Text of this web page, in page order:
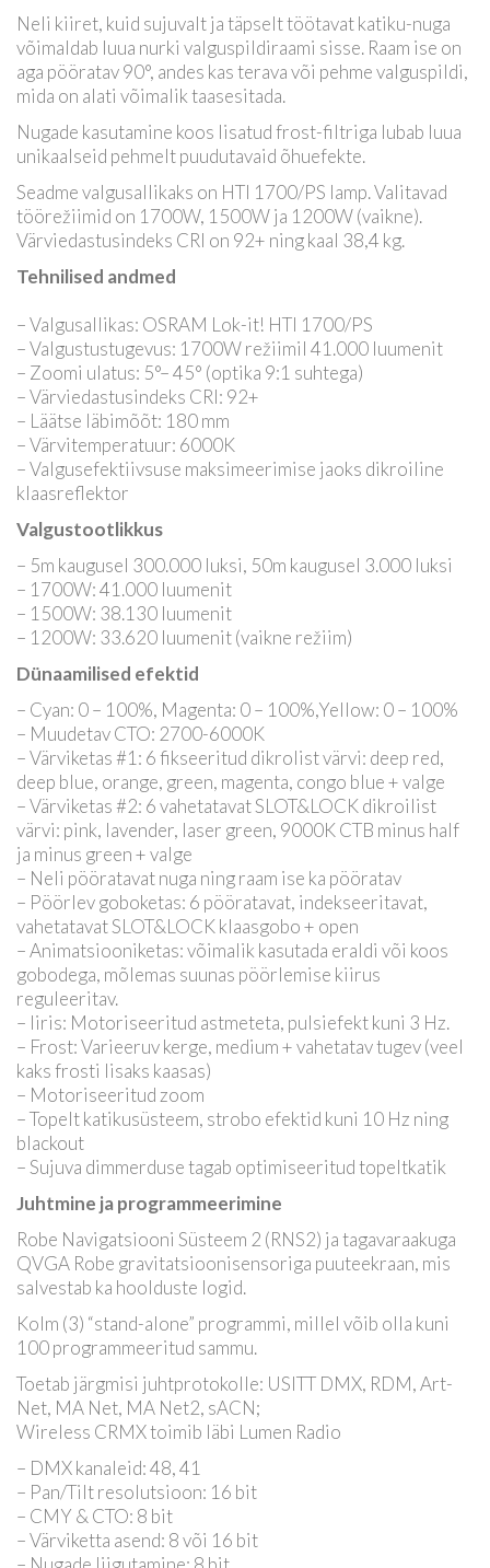
Neli kiiret, kuid sujuvalt ja täpselt töötavat katiku-nuga
võimaldab luua nurki valguspildiraami sisse. Raam ise on
aga pööratav 90°, andes kas terava või pehme valguspildi,
mida on alati võimalik taasesitada.
Nugade kasutamine koos lisatud frost-filtriga lubab luua
unikaalseid pehmelt puudutavaid õhuefekte.
Seadme valgusallikaks on HTI 1700/PS lamp. Valitavad
töörežiimid on 1700W, 1500W ja 1200W (vaikne).
Värviedastusindeks CRI on 92+ ning kaal 38,4 kg.
Tehnilised andmed
– Valgusallikas: OSRAM Lok-it! HTI 1700/PS
– Valgustustugevus: 1700W režiimil 41.000 luumenit
– Zoomi ulatus: 5°– 45° (optika 9:1 suhtega)
– Värviedastusindeks CRI: 92+
– Läätse läbimõõt: 180 mm
– Värvitemperatuur: 6000K
– Valgusefektiivsuse maksimeerimise jaoks dikroiline
klaasreflektor
Valgustootlikkus
– 5m kaugusel 300.000 luksi, 50m kaugusel 3.000 luksi
– 1700W: 41.000 luumenit
– 1500W: 38.130 luumenit
– 1200W: 33.620 luumenit (vaikne režiim)
Dünaamilised efektid
– Cyan: 0 – 100%, Magenta: 0 – 100%,Yellow: 0 – 100%
– Muudetav CTO: 2700-6000K
– Värviketas #1: 6 fikseeritud dikrolist värvi: deep red,
deep blue, orange, green, magenta, congo blue + valge
– Värviketas #2: 6 vahetatavat SLOT&LOCK dikroilist
värvi: pink, lavender, laser green, 9000K CTB minus half
ja minus green + valge
– Neli pööratavat nuga ning raam ise ka pööratav
– Pöörlev goboketas: 6 pööratavat, indekseeritavat,
vahetatavat SLOT&LOCK klaasgobo + open
– Animatsiooniketas: võimalik kasutada eraldi või koos
gobodega, mõlemas suunas pöörlemise kiirus
reguleeritav.
– Iiris: Motoriseeritud astmeteta, pulsiefekt kuni 3 Hz.
– Frost: Varieeruv kerge, medium + vahetatav tugev (veel
kaks frosti lisaks kaasas)
– Motoriseeritud zoom
– Topelt katikusüsteem, strobo efektid kuni 10 Hz ning
blackout
– Sujuva dimmerduse tagab optimiseeritud topeltkatik
Juhtmine ja programmeerimine
Robe Navigatsiooni Süsteem 2 (RNS2) ja tagavaraakuga
QVGA Robe gravitatsioonisensoriga puuteekraan, mis
salvestab ka hoolduste logid.
Kolm (3) “stand-alone” programmi, millel võib olla kuni
100 programmeeritud sammu.
Toetab järgmisi juhtprotokolle: USITT DMX, RDM, Art-
Net, MA Net, MA Net2, sACN;
Wireless CRMX toimib läbi Lumen Radio
– DMX kanaleid: 48, 41
– Pan/Tilt resolutsioon: 16 bit
– CMY & CTO: 8 bit
– Värviketta asend: 8 või 16 bit